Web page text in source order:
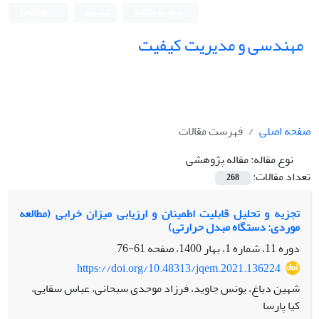
مهندسی و مدیریت کیفیت
صفحه اصلی
فهرست مقالات
نوع مقاله:مقاله پژوهشی
تعداد مقالات:
268
تجزیه و تحلیل قابلیت اطمینان و ارزیابی میزان خرابی (مطالعه
موردی: دستگاه مبدل حرارتی)
دوره 11، شماره 1، بهار 1400، صفحه
61-76
https://doi.org/10.48313/jqem.2021.136224
شهین دباغ، یونس جاوید، فرزاد موحدی سبحانی، عباس سقایی،
کیا پارسا